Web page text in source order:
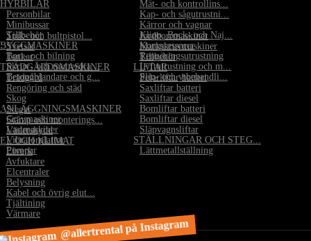
HYRBILAR
Personbilar
Minibussar
Tillbehör
BYGGMASKINER
Borr- och bilning
•Skruv- och mutterdra...
Betongblandare och g...
Mät- och kontrollins...
Kap- och sågutrustni...
Kärror och vagnar
Klipp, Bock- och Naj...
Kompressorer
Rengöringsutrustning
•Lyftutrustning och m...
Slip- och ytbehandli...
Spik- och bultpistol...
•Svetsar
Tankar
TRÄDGÅRDSMASKINER
Trädgård
Rengöring och städ
Skog
ANLÄGGNINGSMASKINER
Grävmaskiner
Lastmaskiner
•Vibratorplattor
Pumpar
Jordborrmaskiner
Markskruvmaskiner
Tillbehör
LIFTAR
Pelarliftar batteri
Saxliftar batteri
Saxliftar diesel
Bomliftar batteri
Bomliftar diesel
Släpvagnsliftar
STÄLLNINGAR OCH STEG...
Lättmetallställning
•Stegar
Stämp och monterings...
Väderskydd
EL OCH KLIMAT
Elverk
Avfuktare
Elcentraler
Belysning
Kabel och övrig elut...
Tjältining
Värmare
@allertrental på Instagram